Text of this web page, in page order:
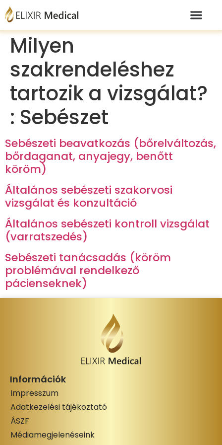
Milyen
szakrendeléshez
tartozik a vizsgálat?
: Sebészet
Sebészeti beavatkozás (bőrelváltozás,
bőrdaganat, anyajegy, benőtt
köröm)
Általános sebészeti szakorvosi
vizsgálat és konzultáció
Általános sebészeti kontroll vizsgálat
(varratszedés)
Sebészeti tanácsadás (köröm
problémával rendelkező
pácienseknek)
Információk
Impresszum
Adatkezelési tájékoztató
ÁSZF
Médiamegjelenéseink